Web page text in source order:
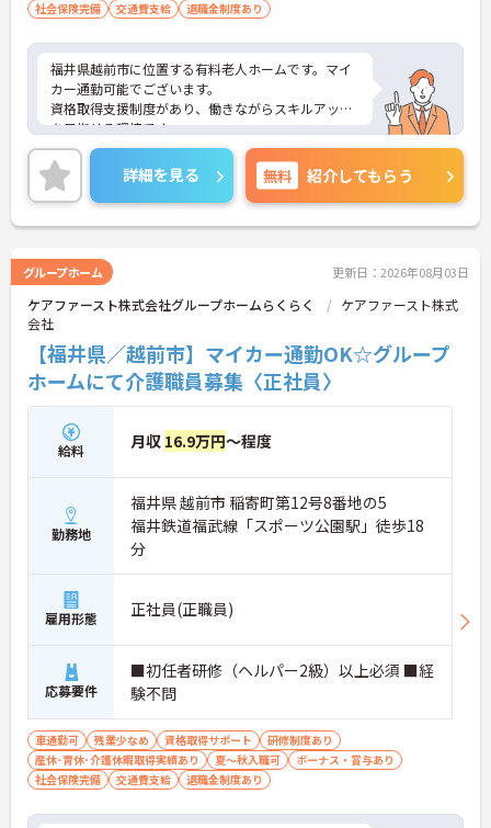
社会保険完備 交通費支給 退職金制度あり
福井県越前市に位置する有料老人ホームです。マイ
カー通勤可能でございます。
資格取得支援制度があり、働きながらスキルアップ
を目指せる環境です。
ご興味のある方には、面接対策ポイントなど、さら
に詳細をお話しいたしますのでお気軽にご相談くだ
さい！
詳細を見る 無料 紹介してもらう
グループホーム 更新日：2026年08月03日
ケアファースト株式会社グループホームらくらく
ケアファースト株式
会社
【福井県／越前市】マイカー通勤OK☆グループ
ホームにて介護職員募集〈正社員〉
給料 月収 16.9万円～程度
勤務地
福井県 越前市 稲寄町第12号8番地の5
福井鉄道福武線「スポーツ公園駅」徒歩18
分
雇用形態 正社員(正職員)
応募要件
■初任者研修（ヘルパー2級）以上必須 ■経
験不問
車通勤可 残業少なめ 資格取得サポート
研修制度あり
産休･育休･介護休暇取得実績あり
夏～秋入職可
ボーナス・賞与あり
社会保険完備
交通費支給 退職金制度あり